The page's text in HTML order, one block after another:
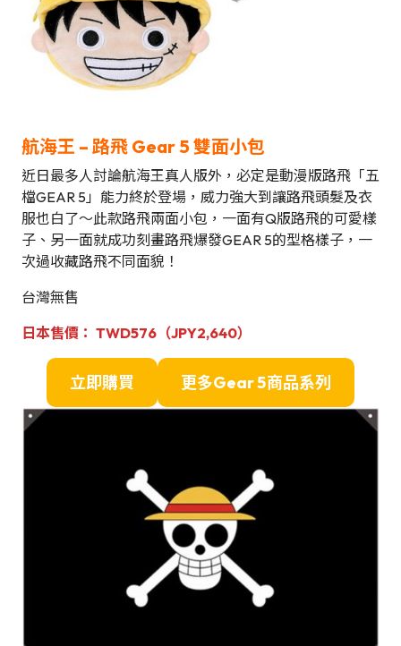
航海王 – 路飛 Gear 5 雙面小包
近日最多人討論航海王真人版外，必定是動漫版路飛「五
檔GEAR 5」能力終於登場，威力強大到讓路飛頭髮及衣
服也白了～此款路飛兩面小包，一面有Q版路飛的可愛樣
子、另一面就成功刻畫路飛爆發GEAR 5的型格樣子，一
次過收藏路飛不同面貌！
台灣無售
日本售價： TWD576（JPY2,640）
立即購買 更多Gear 5商品系列